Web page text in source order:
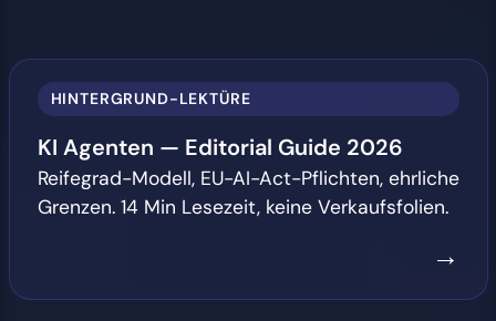
HINTERGRUND-LEKTÜRE
KI Agenten — Editorial Guide 2026
Reifegrad-Modell, EU-AI-Act-Pflichten, ehrliche
Grenzen. 14 Min Lesezeit, keine Verkaufsfolien.
→